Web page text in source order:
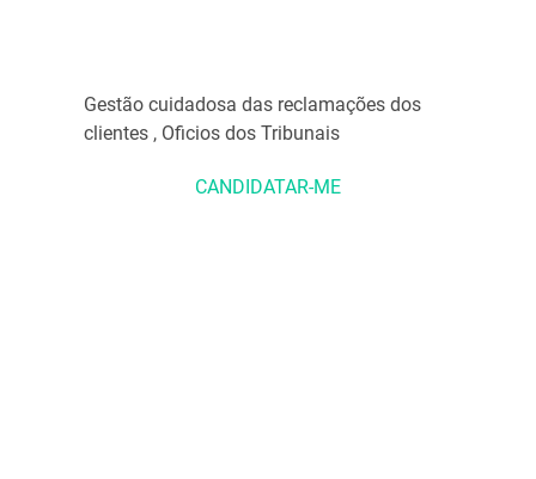
Gestão cuidadosa das reclamações dos
clientes , Oficios dos Tribunais
CANDIDATAR-ME